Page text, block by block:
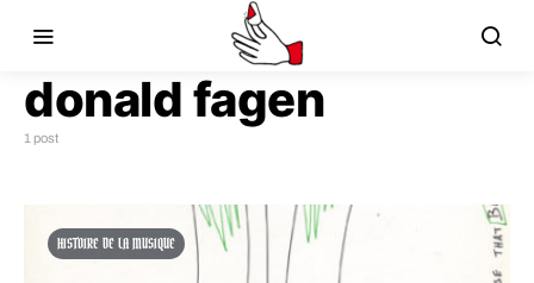
donald fagen
1 post
HISTOIRE DE LA MUSIQUE